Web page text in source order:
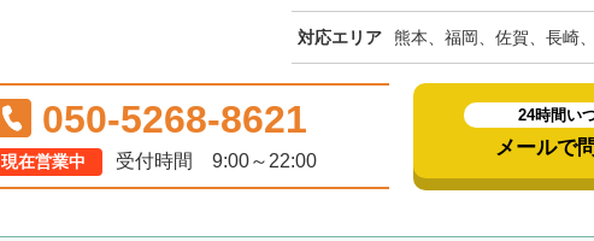
対応エリア 熊本、福岡、佐賀、長崎
050-5268-8621
現在営業中 受付時間 9:00～22:00
24時間い
メールで